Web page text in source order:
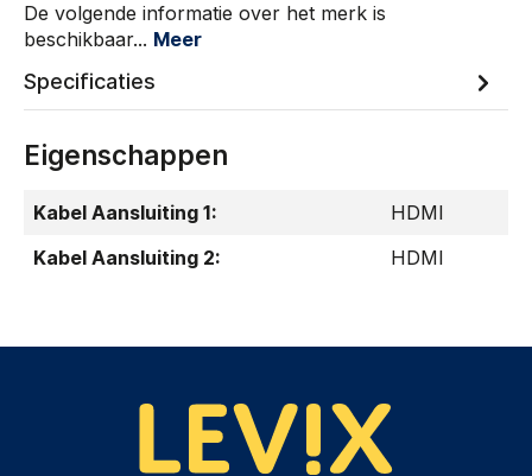
De volgende informatie over het merk is
beschikbaar... Meer
Specificaties
Eigenschappen
Kabel Aansluiting 1:
HDMI
Kabel Aansluiting 2:
HDMI